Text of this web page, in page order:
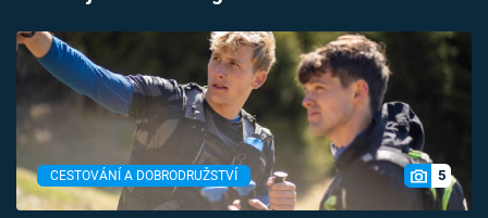
CESTOVÁNÍ A DOBRODRUŽSTVÍ 5